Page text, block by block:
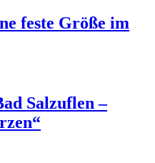
feste Größe im
Salzuflen –